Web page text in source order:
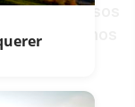
173,07 casos
en los últimos